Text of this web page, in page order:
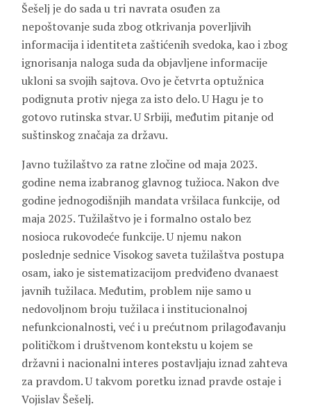
Šešelj je do sada u tri navrata osuđen za
nepoštovanje suda zbog otkrivanja poverljivih
informacija i identiteta zaštićenih svedoka, kao i zbog
ignorisanja naloga suda da objavljene informacije
ukloni sa svojih sajtova. Ovo je četvrta optužnica
podignuta protiv njega za isto delo. U Hagu je to
gotovo rutinska stvar. U Srbiji, međutim pitanje od
suštinskog značaja za državu.
Javno tužilaštvo za ratne zločine od maja 2023.
godine nema izabranog glavnog tužioca. Nakon dve
godine jednogodišnjih mandata vršilaca funkcije, od
maja 2025. Tužilaštvo je i formalno ostalo bez
nosioca rukovodeće funkcije. U njemu nakon
poslednje sednice Visokog saveta tužilaštva postupa
osam, iako je sistematizacijom predviđeno dvanaest
javnih tužilaca. Međutim, problem nije samo u
nedovoljnom broju tužilaca i institucionalnoj
nefunkcionalnosti, već i u prećutnom prilagođavanju
političkom i društvenom kontekstu u kojem se
državni i nacionalni interes postavljaju iznad zahteva
za pravdom. U takvom poretku iznad pravde ostaje i
Vojislav Šešelj.